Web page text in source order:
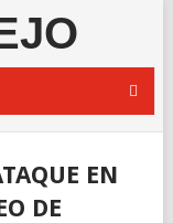
EN
DE